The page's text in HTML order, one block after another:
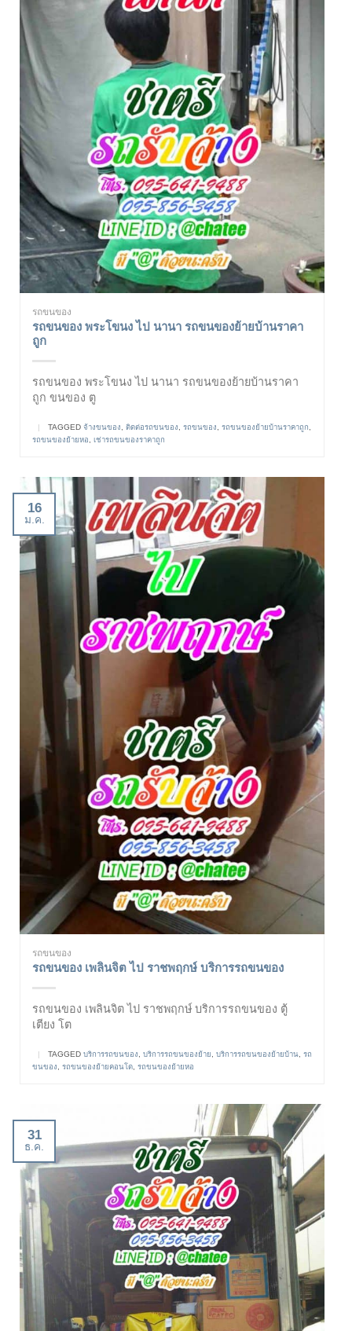
รถขนของ
รถขนของ พระโขนง ไป นานา รถขนของย้ายบ้านราคา
ถูก
รถขนของ พระโขนง ไป นานา รถขนของย้ายบ้านราคา
ถูก ขนของ ตู
| TAGGED จ้างขนของ ติดต่อรถขนของ รถขนของ รถขนของย้ายบ้านราคาถูก
รถขนของย้ายหอ
เช่ารถขนของราคาถูก
16
ม.ค.
รถขนของ
รถขนของ เพลินจิต ไป ราชพฤกษ์ บริการรถขนของ
รถขนของ เพลินจิต ไป ราชพฤกษ์ บริการรถขนของ ตู้
เตียง โต
| TAGGED บริการรถขนของ บริการรถขนของย้าย บริการรถขนของย้ายบ้าน รถ
ขนของ
รถขนของย้ายคอนโด รถขนของย้ายหอ
31
ธ.ค.